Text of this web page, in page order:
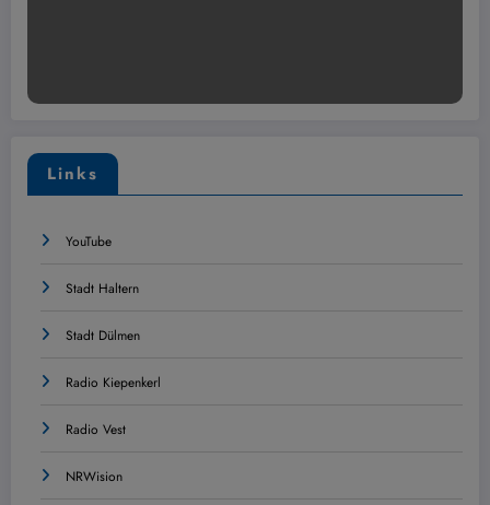
Links
YouTube
Stadt Haltern
Stadt Dülmen
Radio Kiepenkerl
Radio Vest
NRWision